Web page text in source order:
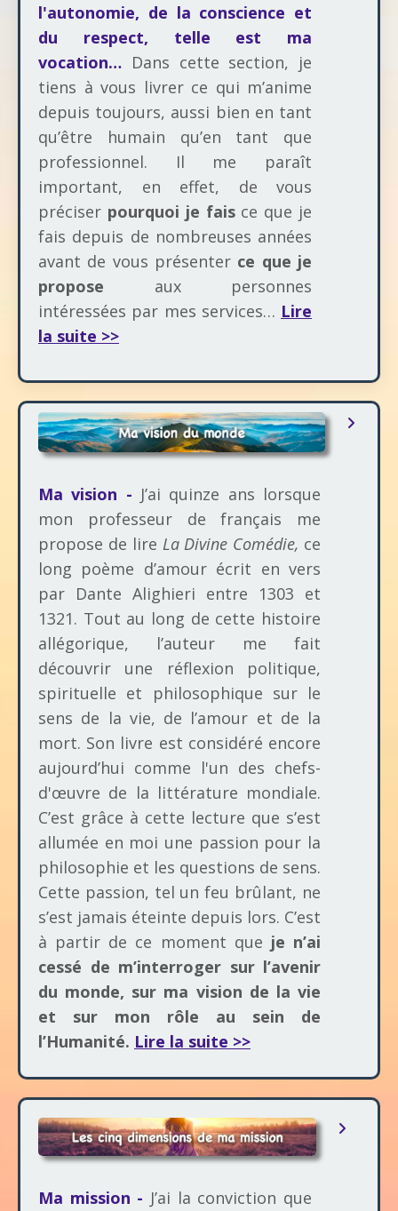
l'autonomie, de la conscience et
du respect, telle est ma
vocation… Dans cette section, je
tiens à vous livrer ce qui m’anime
depuis toujours, aussi bien en tant
qu’être humain qu’en tant que
professionnel. Il me paraît
important, en effet, de vous
préciser pourquoi je faisce que je
fais depuis de nombreuses années
avant de vous présenter ce que je
propose aux personnes
intéressées par mes services… Lire
la suite >>
Ma vision - J’ai quinze ans lorsque
mon professeur de français me
propose de lire La Divine Comédie, ce
long poème d’amour écrit en vers
par Dante Alighieri entre 1303 et
1321. Tout au long de cette histoire
allégorique, l’auteur me fait
découvrir une réflexion politique,
spirituelle et philosophique sur le
sens de la vie, de l’amour et de la
mort. Son livre est considéré encore
aujourd’hui comme l'un des chefs-
d'œuvre de la littérature mondiale.
C’est grâce à cette lecture que s’est
allumée en moi une passion pour la
philosophie et les questions de sens.
Cette passion, tel un feu brûlant, ne
s’est jamais éteinte depuis lors. C’est
à partir de ce moment que je n’ai
cessé de m’interroger sur l’avenir
du monde, sur ma vision de la vie
et sur mon rôle au sein de
l’Humanité. Lire la suite >>
Ma mission - J’ai la conviction que